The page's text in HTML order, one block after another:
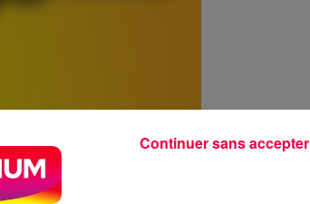
Continuer sans accepter